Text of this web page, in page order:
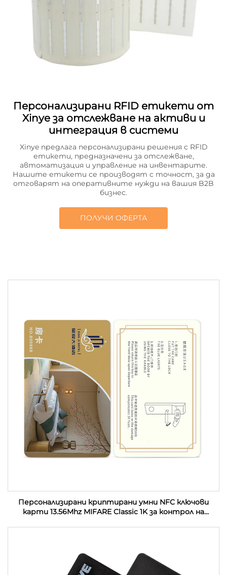
Персонализирани RFID етикети от
Xinye за отслежване на активи и
интеграция в системи
Xinye предлага персонализирани решения с RFID
етикети, предназначени за отслежване,
автоматизация и управление на инвентарите.
Нашите етикети се производят с точност, за да
отговарят на оперативните нужди на вашия B2B
бизнес.
ПОЛУЧИ ОФЕРТА
Персонализирани криптирани умни NFC ключови
карти 13.56Mhz MIFARE Classic 1K за контрол на